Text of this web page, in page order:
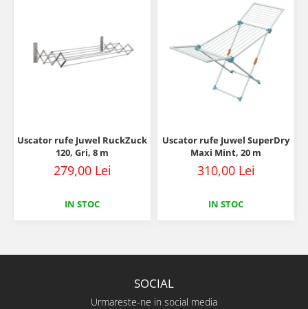
Uscator rufe Juwel RuckZuck
120, Gri, 8 m
279,00 Lei
IN STOC
Uscator rufe Juwel SuperDry
Maxi Mint, 20 m
310,00 Lei
IN STOC
SOCIAL
Urmareste-ne in social media